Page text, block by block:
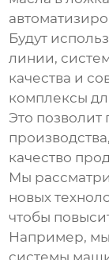
Будут
линии,
качества и
комплексы
Это позволит
качество
Мы
новых
чтобы
Например, мы